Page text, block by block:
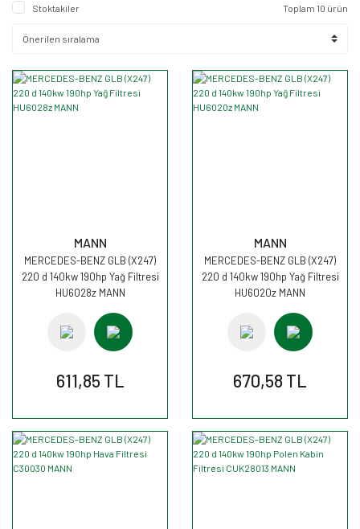
Stoktakiler Toplam 10 ürün
MANN
MERCEDES-BENZ GLB (X247)
220 d 140kw 190hp Yağ Filtresi
HU6028z MANN
611,85 TL
MANN
MERCEDES-BENZ GLB (X247)
220 d 140kw 190hp Yağ Filtresi
HU6020z MANN
670,58 TL